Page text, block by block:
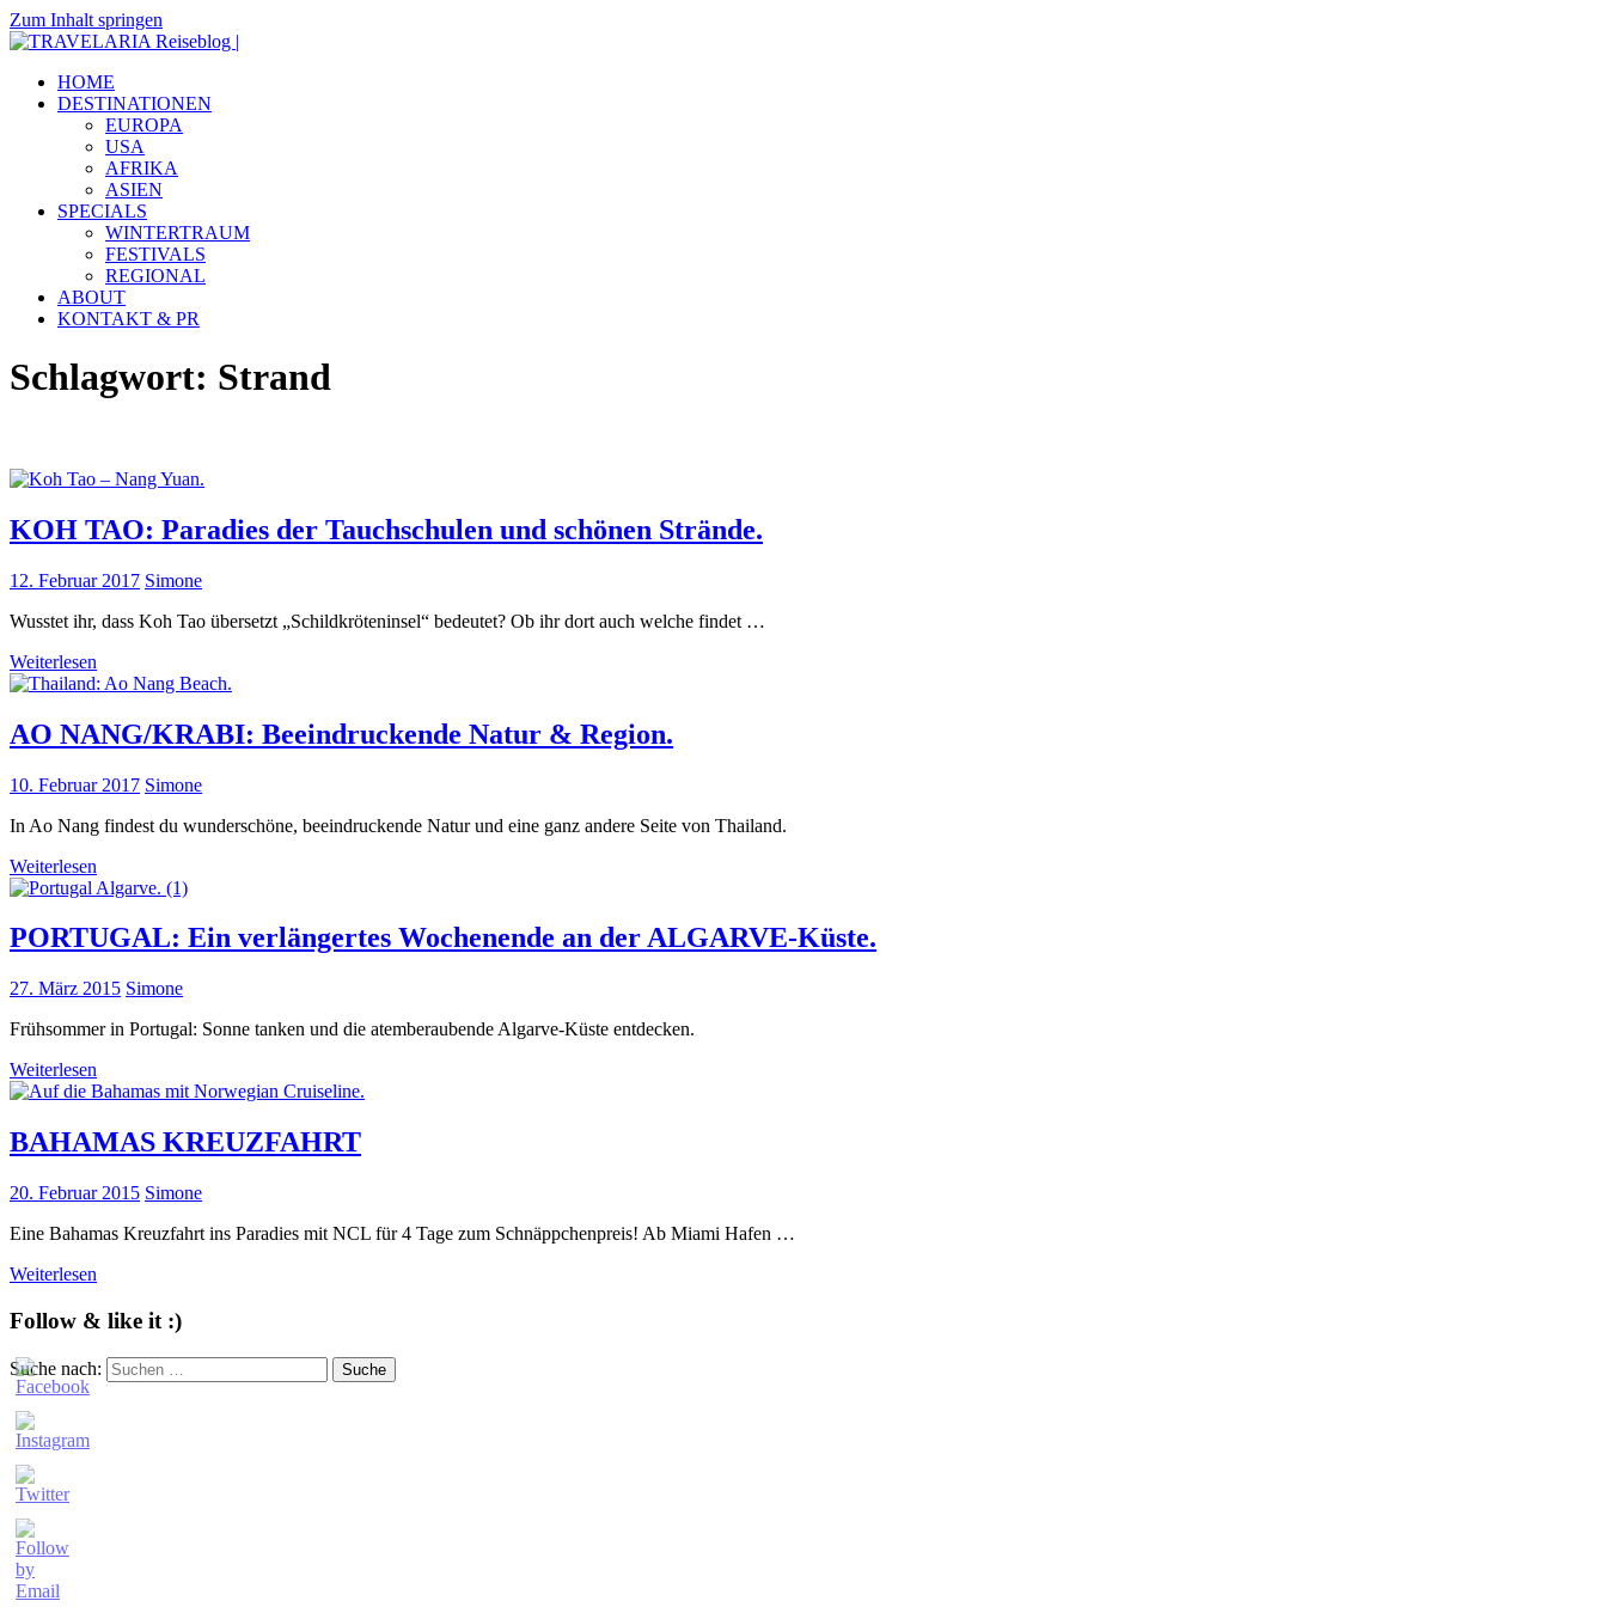
Zum Inhalt springen
TRAVELARIA
Reiseblog
Dein
Reiseblog
Reiseberichten
Insidertipps
Destinationen.
HOME
DESTINATIONEN
EUROPA
USA
AFRIKA
ASIEN
SPECIALS
WINTERTRAUM
FESTIVALS
REGIONAL
ABOUT
KONTAKT & PR
Schlagwort: Strand
KOH TAO: Paradies der Tauchschulen und schönen Strände.
12. Februar 2017 Simone
Wusstet ihr, dass Koh Tao übersetzt „Schildkröteninsel“ bedeutet? Ob ihr dort auch welche findet …
Weiterlesen
AO NANG/KRABI: Beeindruckende Natur & Region.
10. Februar 2017 Simone
In Ao Nang findest du wunderschöne, beeindruckende Natur und eine ganz andere Seite von Thailand.
Weiterlesen
PORTUGAL: Ein verlängertes Wochenende an der ALGARVE-Küste.
27. März 2015 Simone
Frühsommer in Portugal: Sonne tanken und die atemberaubende Algarve-Küste entdecken.
Weiterlesen
BAHAMAS KREUZFAHRT
20. Februar 2015 Simone
Eine Bahamas Kreuzfahrt ins Paradies mit NCL für 4 Tage zum Schnäppchenpreis! Ab Miami Hafen …
Weiterlesen
Follow & like it :)
Suche nach: Suche